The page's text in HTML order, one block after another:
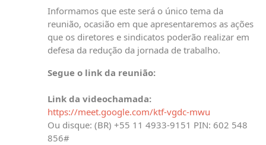
Informamos que este será o único tema da
reunião, ocasião em que apresentaremos as ações
que os diretores e sindicatos poderão realizar em
defesa da redução da jornada de trabalho.
Segue o link da reunião:
Link da videochamada:
https://meet.google.com/ktf-vgdc-mwu
Ou disque: ‪(BR) +55 11 4933-9151‬ PIN: ‪602 548
856‬#